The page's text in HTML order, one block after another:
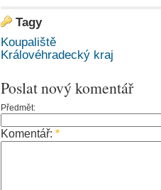
Tagy
Koupaliště
Královéhradecký kraj
Poslat nový komentář
Předmět:
Komentář: *